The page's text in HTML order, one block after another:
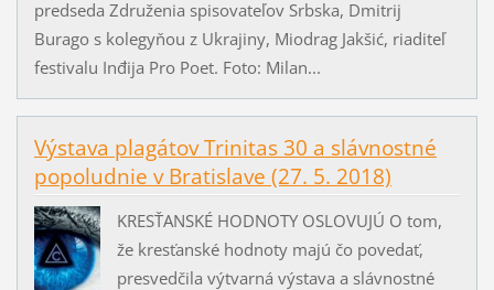
predseda Združenia spisovateľov Srbska, Dmitrij
Burago s kolegyňou z Ukrajiny, Miodrag Jakšić, riaditeľ
festivalu Inđija Pro Poet. Foto: Milan...
Výstava plagátov Trinitas 30 a slávnostné
popoludnie v Bratislave (27. 5. 2018)
KRESŤANSKÉ HODNOTY OSLOVUJÚ O tom,
že kresťanské hodnoty majú čo povedať,
presvedčila výtvarná výstava a slávnostné